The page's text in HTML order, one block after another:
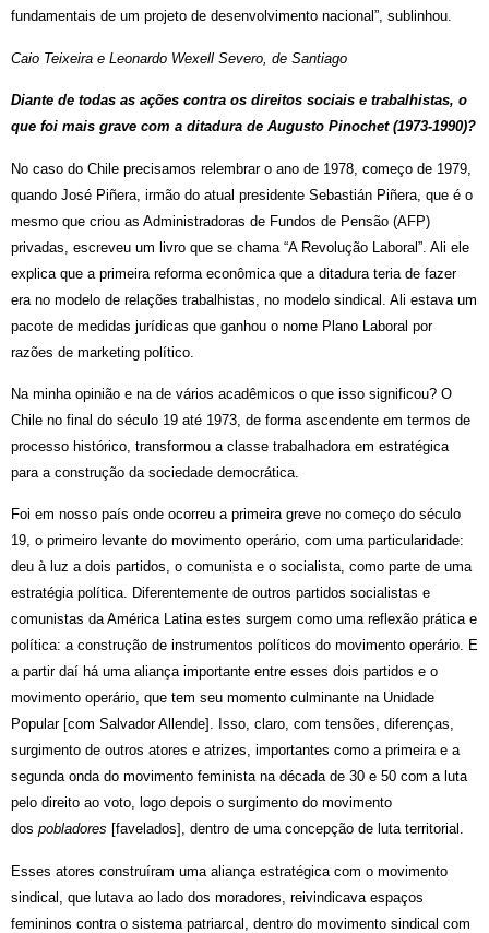
fundamentais de um projeto de desenvolvimento nacional”, sublinhou.
Caio Teixeira e Leonardo Wexell Severo, de Santiago
Diante de todas as ações contra os direitos sociais e trabalhistas, o
que foi mais grave com a ditadura de Augusto Pinochet (1973-1990)?
No caso do Chile precisamos relembrar o ano de 1978, começo de 1979,
quando José Piñera, irmão do atual presidente Sebastián Piñera, que é o
mesmo que criou as Administradoras de Fundos de Pensão (AFP)
privadas, escreveu um livro que se chama “A Revolução Laboral”. Ali ele
explica que a primeira reforma econômica que a ditadura teria de fazer
era no modelo de relações trabalhistas, no modelo sindical. Ali estava um
pacote de medidas jurídicas que ganhou o nome Plano Laboral por
razões de marketing político.
Na minha opinião e na de vários acadêmicos o que isso significou? O
Chile no final do século 19 até 1973, de forma ascendente em termos de
processo histórico, transformou a classe trabalhadora em estratégica
para a construção da sociedade democrática.
Foi em nosso país onde ocorreu a primeira greve no começo do século
19, o primeiro levante do movimento operário, com uma particularidade:
deu à luz a dois partidos, o comunista e o socialista, como parte de uma
estratégia política. Diferentemente de outros partidos socialistas e
comunistas da América Latina estes surgem como uma reflexão prática e
política: a construção de instrumentos políticos do movimento operário. E
a partir daí há uma aliança importante entre esses dois partidos e o
movimento operário, que tem seu momento culminante na Unidade
Popular [com Salvador Allende]. Isso, claro, com tensões, diferenças,
surgimento de outros atores e atrizes, importantes como a primeira e a
segunda onda do movimento feminista na década de 30 e 50 com a luta
pelo direito ao voto, logo depois o surgimento do movimento
dos pobladores [favelados], dentro de uma concepção de luta territorial.
Esses atores construíram uma aliança estratégica com o movimento
sindical, que lutava ao lado dos moradores, reivindicava espaços
femininos contra o sistema patriarcal, dentro do movimento sindical com